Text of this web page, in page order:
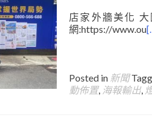
店家外牆美化
網:https://www.ou
Posted in 新聞
動佈置, 海報輸出,